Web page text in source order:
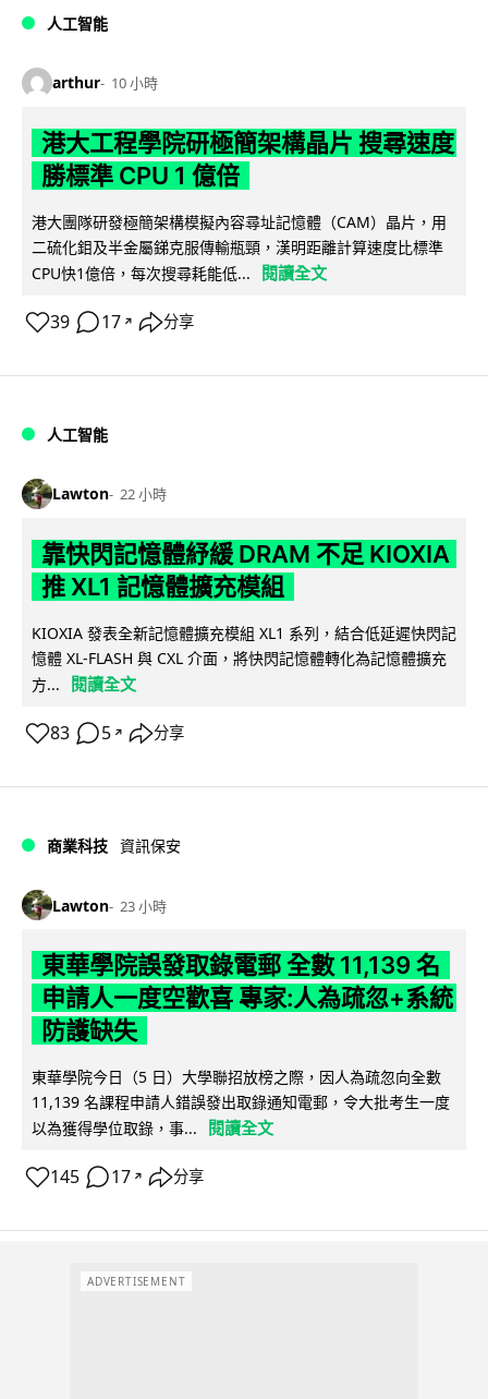
人工智能
arthur 10 小時
港大工程學院研極簡架構晶片 搜尋速度
勝標準 CPU 1 億倍
港大團隊研發極簡架構模擬內容尋址記憶體（CAM）晶片，用
二硫化鉬及半金屬銻克服傳輸瓶頸，漢明距離計算速度比標準
CPU快1億倍，每次搜尋耗能低...
閱讀全文
39 17 ↗ 分享
人工智能
Lawton 22 小時
靠快閃記憶體紓緩 DRAM 不足 KIOXIA
推 XL1 記憶體擴充模組
KIOXIA 發表全新記憶體擴充模組 XL1 系列，結合低延遲快閃記
憶體 XL-FLASH 與 CXL 介面，將快閃記憶體轉化為記憶體擴充
方...
閱讀全文
83 5 ↗ 分享
商業科技 資訊保安
Lawton 23 小時
東華學院誤發取錄電郵 全數 11,139 名
申請人一度空歡喜 專家:人為疏忽+系統
防護缺失
東華學院今日（5 日）大學聯招放榜之際，因人為疏忽向全數
11,139 名課程申請人錯誤發出取錄通知電郵，令大批考生一度
以為獲得學位取錄，事...
閱讀全文
145 17 ↗ 分享
ADVERTISEMENT